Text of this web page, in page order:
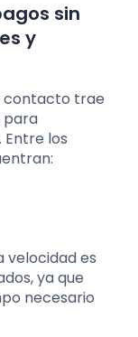
sin
y
contacto trae
para
los
velocidad es
ya que
necesario